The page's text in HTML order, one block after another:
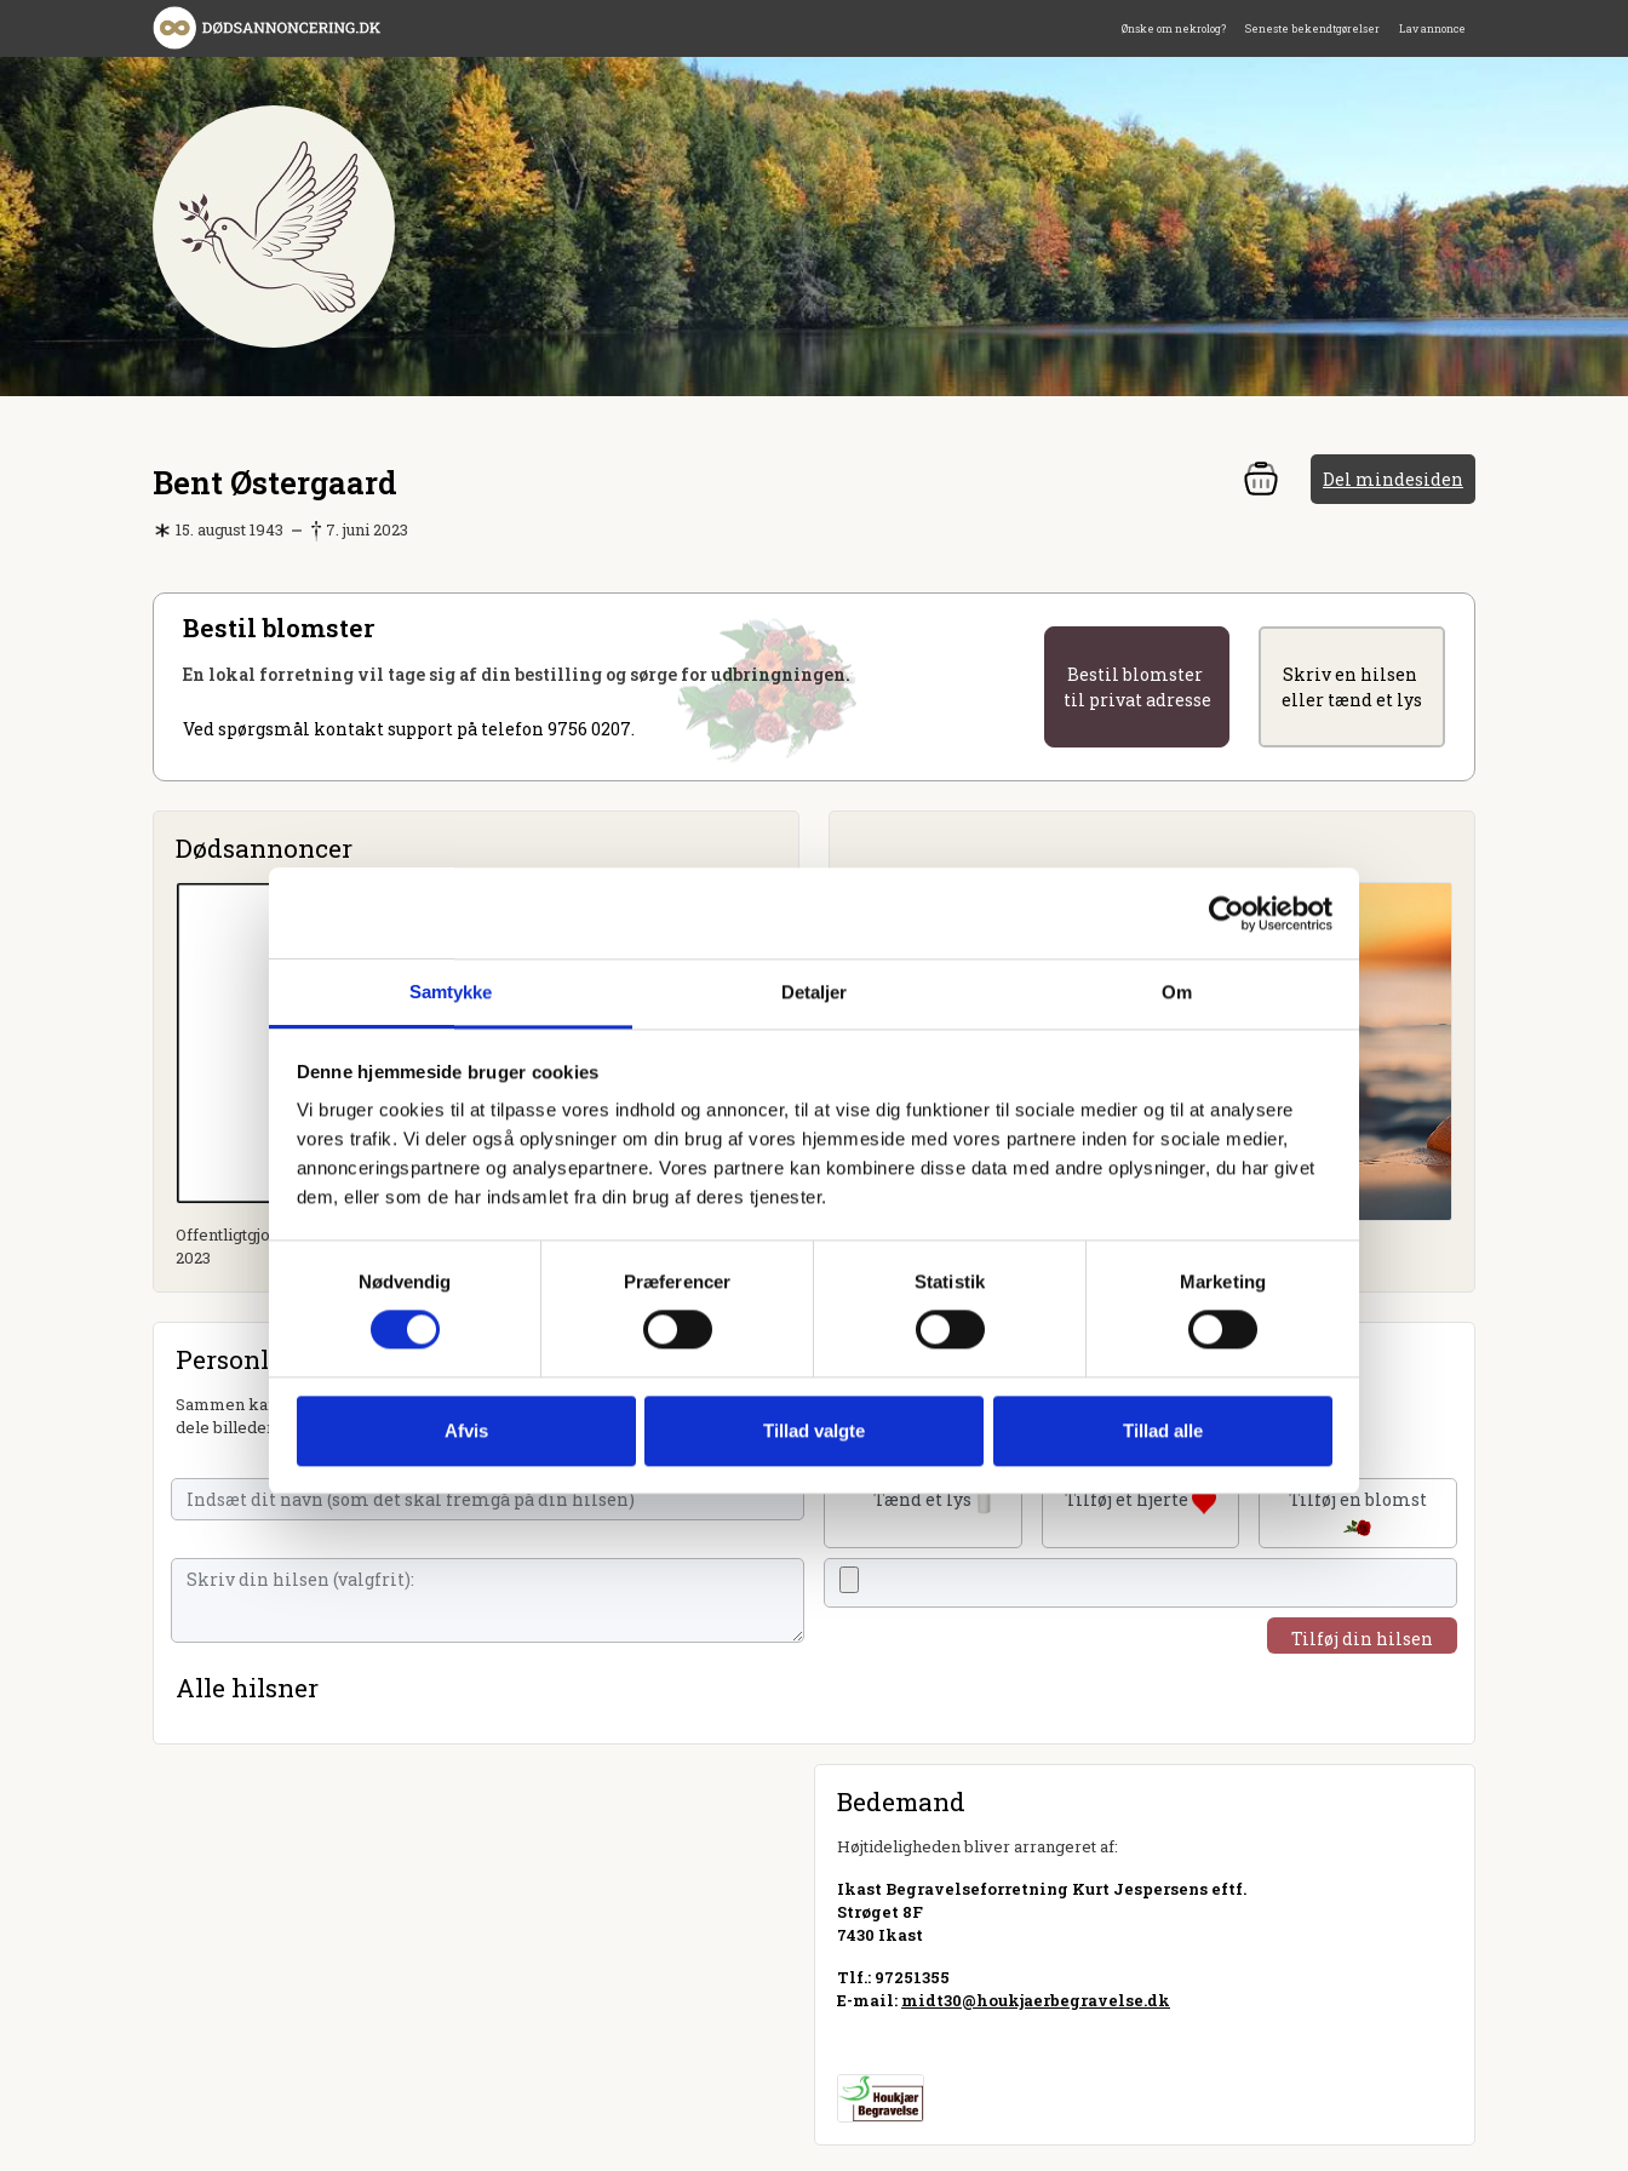
Samtykke Detaljer Om
Denne hjemmeside bruger cookies
Vi bruger cookies til at tilpasse vores indhold og annoncer, til at vise dig funktioner til sociale medier og til at analysere
vores trafik. Vi deler også oplysninger om din brug af vores hjemmeside med vores partnere inden for sociale medier,
annonceringspartnere og analysepartnere. Vores partnere kan kombinere disse data med andre oplysninger, du har givet
dem, eller som de har indsamlet fra din brug af deres tjenester.
Nødvendig
Præferencer Statistik Marketing
Afvis Tillad valgte Tillad alle
Ønske om nekrolog? Seneste bekendtgørelser Lav annonce
Bent Østergaard Del mindesiden
15. august 1943 7. juni 2023
Bestil blomster
En lokal forretning vil tage sig af din bestilling og sørge for udbringningen.
Ved spørgsmål kontakt support på telefon 9756 0207.
Bestil blomster
til privat adresse
Skriv en hilsen
eller tænd et lys
Dødsannoncer
Offentligtgjort i Lokalavisen Vildbjerg, Aulum, Trehøje d. 14. juni
2023
Se flere
Personlig hilsen
Sammen kan vi mindes Bent Østergaard. Du kan tænde et lys, skrive et mindeord,
dele billeder og video eller blot sende et hjerte eller en rose
Tænd et lys Tilføj et hjerte Tilføj en blomst
Tilføj din hilsen
Alle hilsner
Bedemand
Højtideligheden bliver arrangeret af:
Ikast Begravelseforretning Kurt Jespersens eftf.
Strøget 8F
7430 Ikast
Tlf.: 97251355
E-mail: midt30@houkjaerbegravelse.dk